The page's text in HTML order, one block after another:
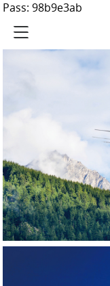
Pass: 98b9e3ab